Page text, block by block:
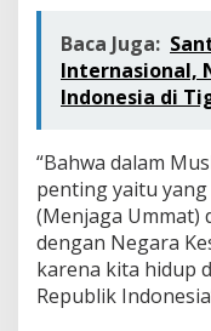
Baca Juga:
Internasional,
Indonesia di
“Bahwa dalam
penting yaitu
(Menjaga Ummat)
dengan Negara
karena kita hidup
Republik